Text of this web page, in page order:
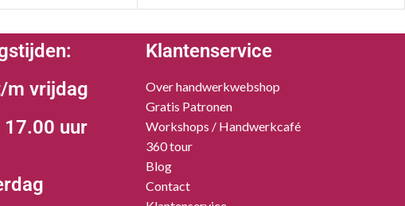
m vrijdag
uur
Klantenservice
Over handwerkwebshop
Gratis Patronen
Workshops / Handwerkcafé
360 tour
Blog
Contact